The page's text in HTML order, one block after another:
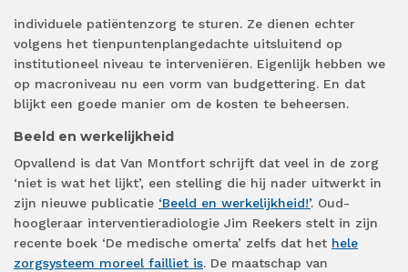
individuele patiëntenzorg te sturen. Ze dienen echter
volgens het tienpuntenplangedachte uitsluitend op
institutioneel niveau te interveniëren. Eigenlijk hebben we
op macroniveau nu een vorm van budgettering. En dat
blijkt een goede manier om de kosten te beheersen.
Beeld en werkelijkheid
Opvallend is dat Van Montfort schrijft dat veel in de zorg
‘niet is wat het lijkt’, een stelling die hij nader uitwerkt in
zijn nieuwe publicatie ‘Beeld en werkelijkheid!’. Oud-
hoogleraar interventieradiologie Jim Reekers stelt in zijn
recente boek ‘De medische omerta’ zelfs dat het hele
zorgsysteem moreel failliet is. De maatschap van